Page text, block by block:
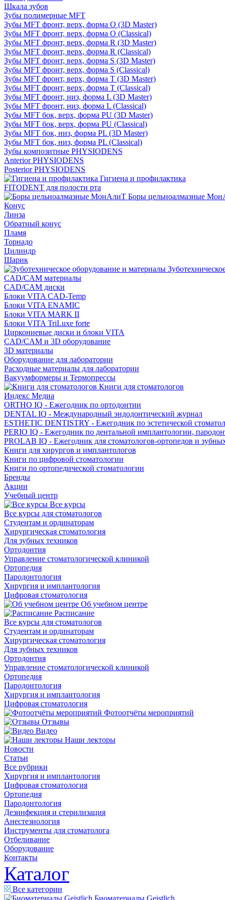
Шкала зубов
Зубы полимерные MFT
Зубы MFT фронт, верх, форма O (3D Master)
Зубы MFT фронт, верх, форма O (Classical)
Зубы MFT фронт, верх, форма R (3D Master)
Зубы MFT фронт, верх, форма R (Classical)
Зубы MFT фронт, верх, форма S (3D Master)
Зубы MFT фронт, верх, форма S (Classical)
Зубы MFT фронт, верх, форма T (3D Master)
Зубы MFT фронт, верх, форма T (Classical)
Зубы MFT фронт, низ, форма L (3D Master)
Зубы MFT фронт, низ, форма L (Classical)
Зубы MFT бок, верх, форма PU (3D Master)
Зубы MFT бок, верх, форма PU (Classical)
Зубы MFT бок, низ, форма PL (3D Master)
Зубы MFT бок, низ, форма PL (Classical)
Зубы композитные PHYSIODENS
Anterior PHYSIODENS
Posterior PHYSIODENS
Гигиена и профилактика
FITODENT для полости рта
Боры цельноалмазные
Конус
Линза
Обратный конус
Пламя
Торнадо
Цилиндр
Шарик
CAD/CAM материалы
CAD/CAM диски
Блоки VITA CAD-Temp
Блоки VITA ENAMIC
Блоки VITA MARK II
Блоки VITA TriLuxe forte
Циркониевые диски и блоки VITA
CAD/CAM и 3D оборудование
3D материалы
Оборудование для лаборатории
Расходные материалы для лаборатории
Вакуумформеры и Термопрессы
Книги для стоматологов
Индекс Медиа
ORTHO IQ - Ежегодник по ортодонтии
DENTAL IQ - Международный эндодонтический журнал
ESTHETIC DENTISTRY - Ежегодник по эстетической
PERIO IQ - Ежегодник по дентальной имплантологии,
PROLAB IQ - Ежегодник для стоматологов-ортопедов и
Книги для хирургов и имплантологов
Книги по цифровой стоматологии
Книги по ортопедической стоматологии
Бренды
Акции
Учебный центр
Все курсы
Все курсы для стоматологов
Студентам и ординаторам
Хирургическая стоматология
Для зубных техников
Ортодонтия
Управление стоматологической клиникой
Ортопедия
Пародонтология
Хирургия и имплантология
Цифровая стоматология
Об учебном центре
Расписание
Все курсы для стоматологов
Студентам и ординаторам
Хирургическая стоматология
Для зубных техников
Ортодонтия
Управление стоматологической клиникой
Ортопедия
Пародонтология
Хирургия и имплантология
Цифровая стоматология
Фотоотчёты мероприятий
Отзывы
Видео
Наши лекторы
Новости
Статьи
Все рубрики
Хирургия и имплантология
Цифровая стоматология
Ортопедия
Пародонтология
Дезинфекция и стерилизация
Анестезиология
Инструменты для стоматолога
Отбеливание
Оборудование
Контакты
Каталог
Все категории